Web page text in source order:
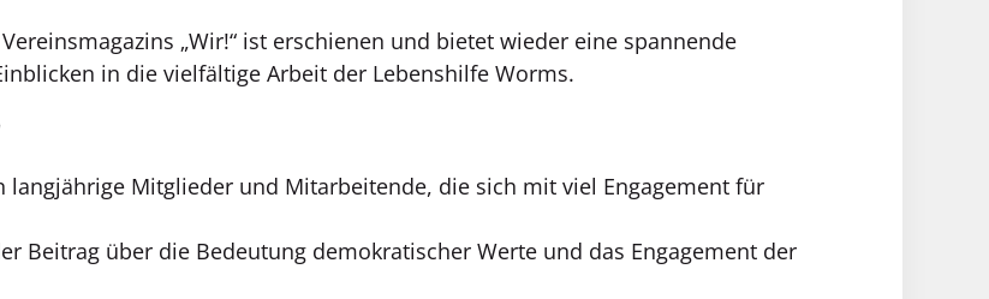
„Wir!“ ist erschienen und bietet wieder eine spannende
in die vielfältige Arbeit der Lebenshilfe Worms.
langjährige Mitglieder und Mitarbeitende, die sich mit viel Engagement für
Beitrag über die Bedeutung demokratischer Werte und das Engagement der